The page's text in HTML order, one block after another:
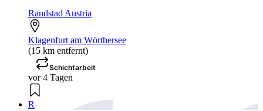
Randstad Austria
Klagenfurt am Wörthersee
(15 km entfernt)
Schichtarbeit
vor 4 Tagen
R